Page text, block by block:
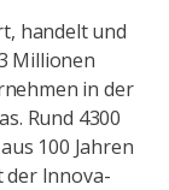
handelt und
Millionen
in der
Rund 4300
100 Jahren
Innova-